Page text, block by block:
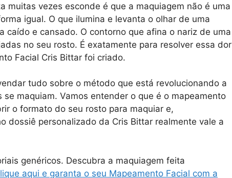
muitas vezes esconde é que a maquiagem não é uma
igual. O que ilumina e levanta o olhar de uma
caído e cansado. O contorno que afina o nariz de uma
no seu rosto. É exatamente para resolver essa dor
Facial Cris Bittar foi criado.
tudo sobre o método que está revolucionando a
maquiam. Vamos entender o que é o mapeamento
o formato do seu rosto para maquiar e,
dossiê personalizado da Cris Bittar realmente vale a
genéricos. Descubra a maquiagem feita
aqui e garanta o seu Mapeamento Facial com a